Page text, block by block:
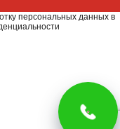
персональных данных в